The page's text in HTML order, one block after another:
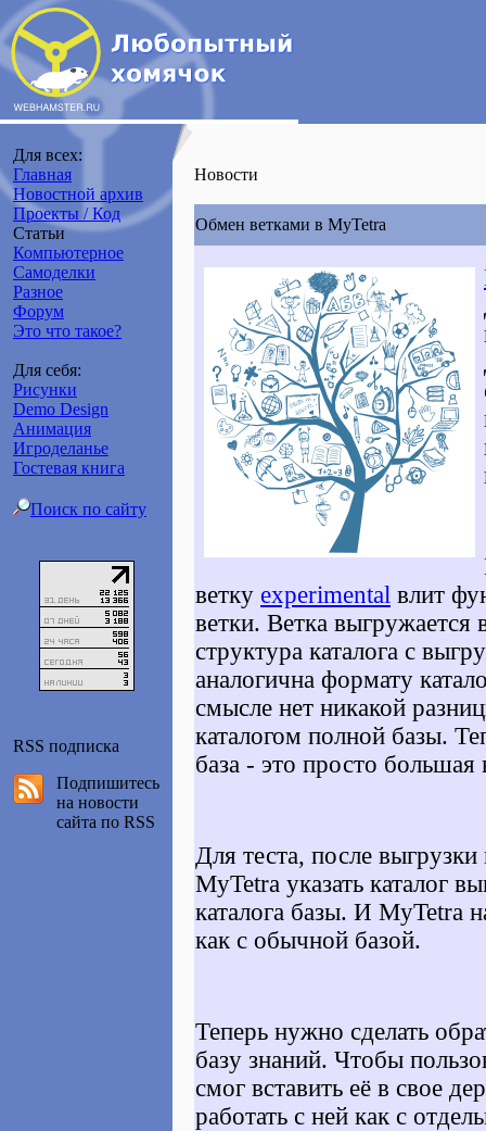
Для всех:
Главная
Новостной архив
Проекты / Код
Статьи
Компьютерное
Самоделки
Разное
Форум
Это что такое?
Для себя:
Рисунки
Demo Design
Анимация
Игроделанье
Гостевая книга
Поиск по сайту
RSS подписка
Подпишитесь
на новости
сайта по RSS
Новости
Обмен ветками в MyTetra
ветку experimental влит
ветки. Ветка выгружается
структура каталога с
аналогична формату
смысле нет никакой
каталогом полной базы.
база - это просто большая
Для теста, после
MyTetra указать каталог
каталога базы. И MyTetra
как с обычной базой.
Теперь нужно сделать
базу знаний. Чтобы
смог вставить её в свое
работать с ней как с